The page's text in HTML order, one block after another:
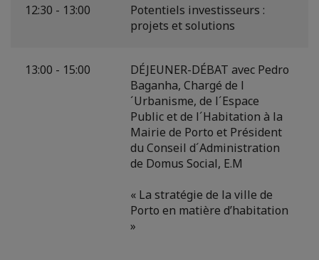
12:30 - 13:00
Potentiels investisseurs :
projets et solutions
13:00 - 15:00
DÉJEUNER-DÉBAT avec Pedro
Baganha, Chargé de l
´Urbanisme, de l´Espace
Public et de l´Habitation à la
Mairie de Porto et Président
du Conseil d´Administration
de Domus Social, E.M
« La stratégie de la ville de
Porto en matière d’habitation
»